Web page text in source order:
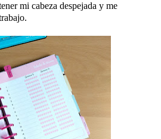
mi cabeza despejada y me